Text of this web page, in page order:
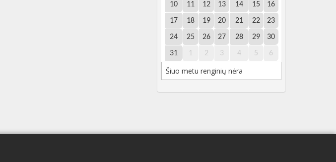
10 11 12 13 14 15 16
17 18 19 20 21 22 23
24 25 26 27 28 29 30
31 1 2 3 4 5 6
Šiuo metu renginių nėra